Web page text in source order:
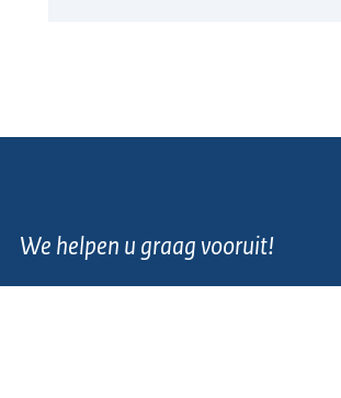
We helpen u graag vooruit!